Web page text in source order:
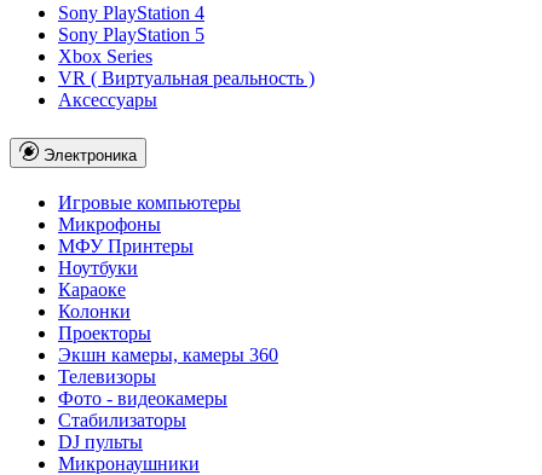
Sony PlayStation 4
Sony PlayStation 5
Xbox Series
VR ( Виртуальная реальность )
Аксессуары
Электроника
Игровые компьютеры
Микрофоны
МФУ Принтеры
Ноутбуки
Караоке
Колонки
Проекторы
Экшн камеры, камеры 360
Телевизоры
Фото - видеокамеры
Стабилизаторы
DJ пульты
Микронаушники